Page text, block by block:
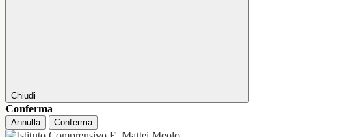
Chiudi
Conferma
Annulla Conferma